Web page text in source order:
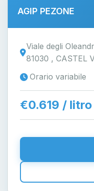
AGIP PEZONE
Viale degli
81030 , CASTEL
Orario variabile
€0.619 / litro